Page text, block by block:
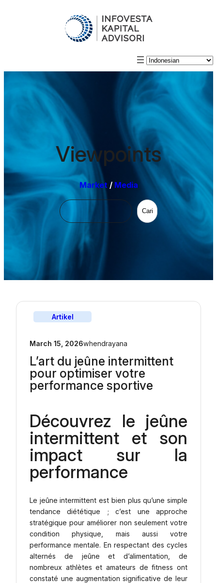
Viewpoints
Market / Media
Cari
Artikel
March 15, 2026whendrayana
L’art du jeûne intermittent
pour optimiser votre
performance sportive
Découvrez le jeûne
intermittent et son
impact sur la
performance
Le jeûne intermittent est bien plus qu’une simple
tendance diététique ; c’est une approche
stratégique pour améliorer non seulement votre
condition physique, mais aussi votre
performance mentale. En respectant des cycles
alternés de jeûne et d’alimentation, de
nombreux athlètes et amateurs de fitness ont
constaté une augmentation significative de leur